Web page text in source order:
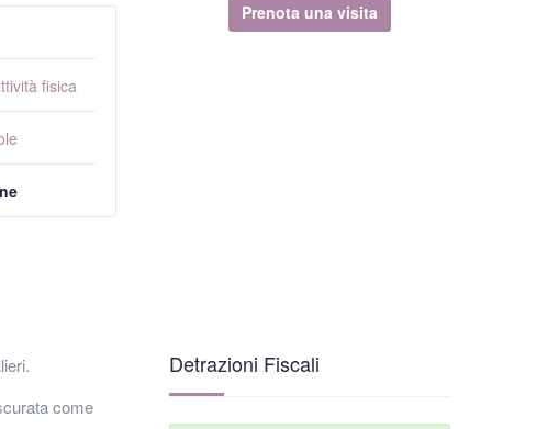
fisica
come
Prenota una visita
Detrazioni Fiscali